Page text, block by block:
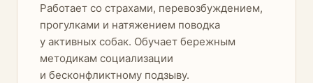
Работает со страхами, перевозбуждением,
прогулками и натяжением поводка
у активных собак. Обучает бережным
методикам социализации
и бесконфликтному подзыву.